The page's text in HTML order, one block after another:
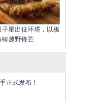
子星出征环塔，以极
铸越野锋芒
正式发布！